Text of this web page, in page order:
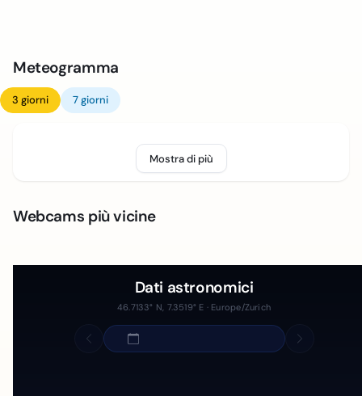
Meteogramma
3 giorni 7 giorni
Mostra di più
Webcams più vicine
Dati astronomici
46.7133° N, 7.3519° E · Europe/Zurich